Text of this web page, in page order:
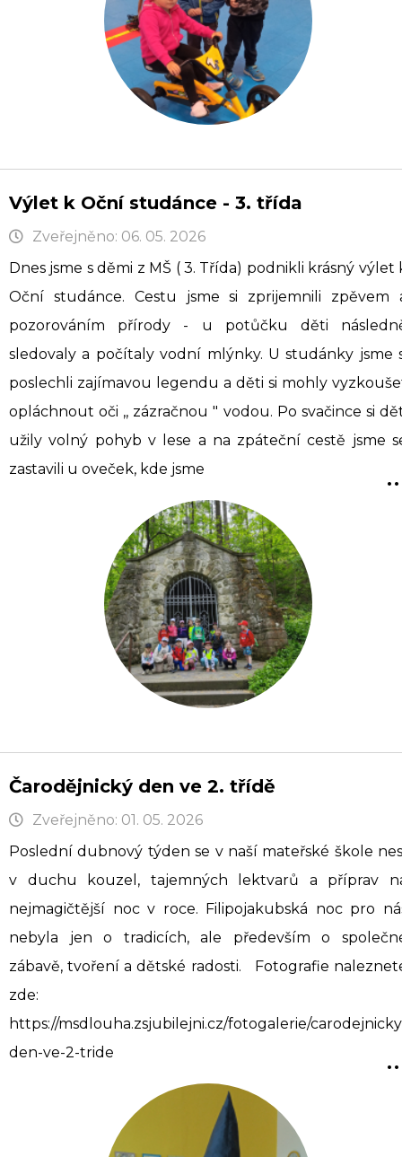
Výlet k Oční studánce - 3. třída
Zveřejněno: 06. 05. 2026
Dnes jsme s děmi z MŠ ( 3. Třída) podnikli krásný výlet
Oční studánce. Cestu jsme si zprijemnili zpěvem
pozorováním přírody - u potůčku děti
sledovaly a počítaly vodní mlýnky. U studánky jsme
poslechli zajímavou legendu a děti si mohly
opláchnout oči ,, zázračnou " vodou. Po svačince si
užily volný pohyb v lese a na zpáteční cestě jsme
zastavili u oveček, kde jsme
Čarodějnický den ve 2. třídě
Zveřejněno: 01. 05. 2026
Poslední dubnový týden se v naší mateřské škole
v duchu kouzel, tajemných lektvarů a příprav
nejmagičtější noc v roce. Filipojakubská noc pro
nebyla jen o tradicích, ale především o
zábavě, tvoření a dětské radosti. Fotografie
zde:
https://msdlouha.zsjubilejni.cz/fotogalerie/
den-ve-2-tride